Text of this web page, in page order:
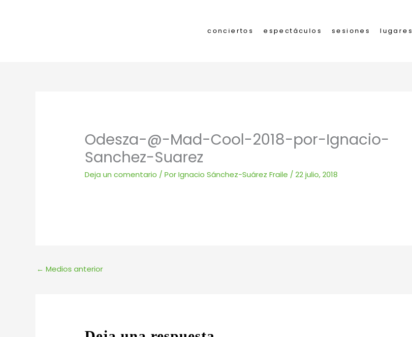
conciertos espectáculos sesiones lugares
Odesza-@-Mad-Cool-2018-por-Ignacio-
Sanchez-Suarez
Deja un comentario / PorIgnacio Sánchez-Suárez Fraile /22 julio, 2018
← Medios anterior